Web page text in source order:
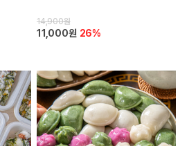
14,900원
11,000원 26%